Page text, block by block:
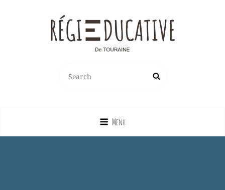
Vente Sur La France Métropolitaine, Ou Emprunt Sur La Touraine, De
for:
Search
Menu